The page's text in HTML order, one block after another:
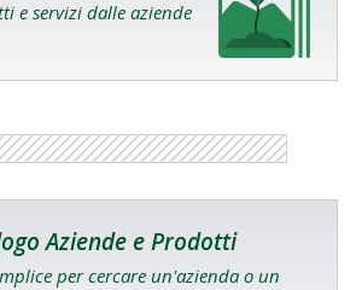
e servizi dalle aziende
Aziende e Prodotti
per cercare un'azienda o un